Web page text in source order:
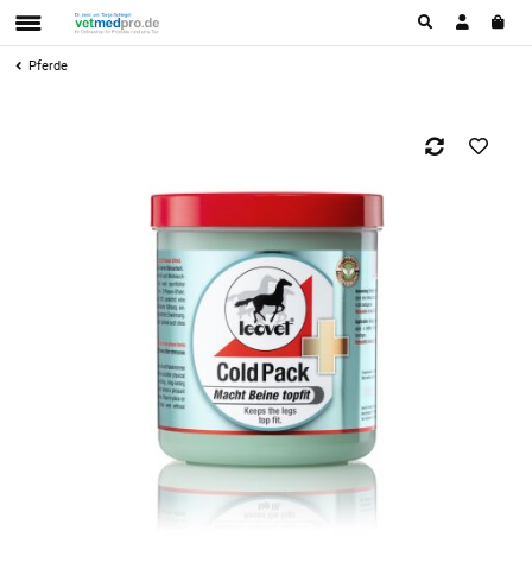
Pferde